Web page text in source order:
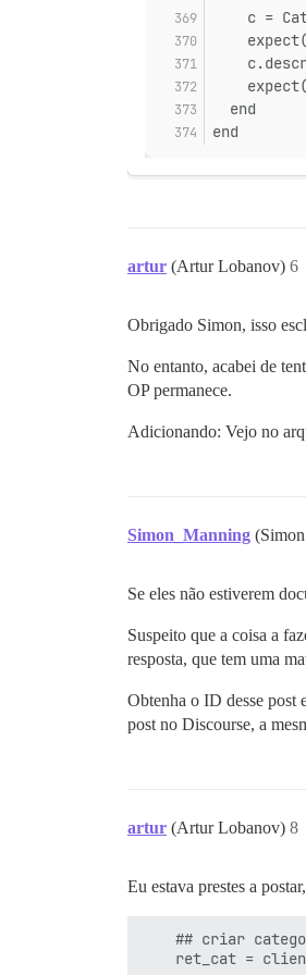
c =
  end
end
artur (Artur Lobanov) 6
Obrigado Simon, isso
No entanto, acabei de
OP permanece.
Adicionando: Vejo no
Simon_Manning
Se eles não estiverem
Suspeito que a coisa a
resposta, que tem uma
Obtenha o ID desse post
post no Discourse, a
artur (Artur Lobanov) 8
Eu estava prestes a
## criar
ret_cat =